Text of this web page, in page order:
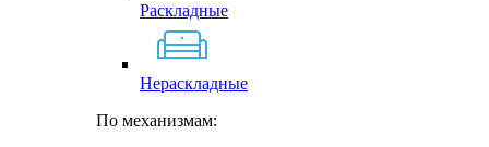
Раскладные
Нераскладные
По механизмам: